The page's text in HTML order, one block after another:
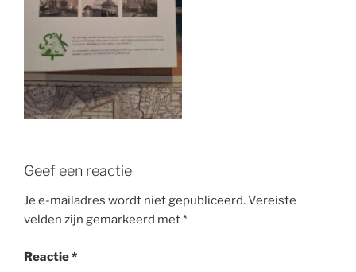
Geef een reactie
Je e-mailadres wordt niet gepubliceerd.Vereiste
velden zijn gemarkeerd met*
Reactie*